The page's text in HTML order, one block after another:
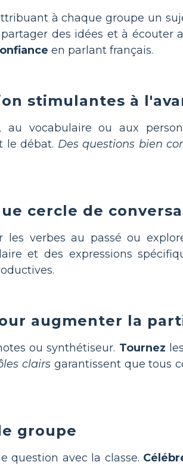
à chaque groupe un
des idées et à écouter
en parlant français.
stimulantes à
vocabulaire ou aux
le débat. Des questions bien
cercle de
verbes au passé ou
et des expressions
augmenter la
ou synthétiseur. Tournez
clairsgarantissent que tous
groupe
question avec la classe.